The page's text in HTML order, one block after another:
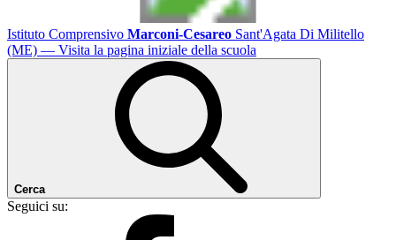
Istituto Comprensivo Marconi-Cesareo Sant'Agata Di Militello
(ME) — Visita la pagina iniziale della scuola
Cerca
Seguici su: